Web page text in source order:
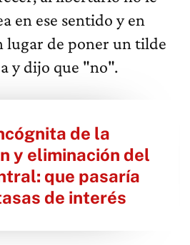
en ese sentido y en
lugar de poner un tilde
y dijo que "no".
de la
y eliminación del
que pasaría
de interés